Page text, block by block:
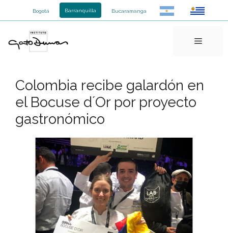
Bogotá Barranquilla Bucaramanga
Menú
Colombia recibe galardón en
el Bocuse d´Or por proyecto
gastronómico